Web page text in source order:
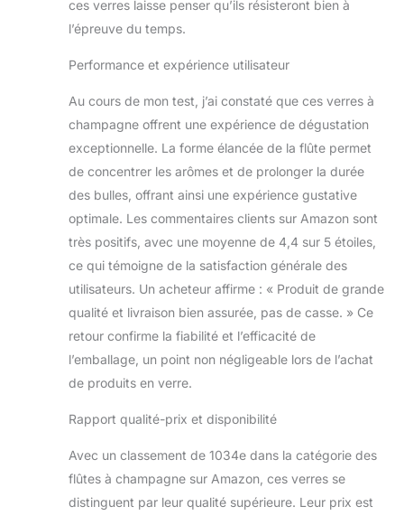
ces verres laisse penser qu’ils résisteront bien à
l’épreuve du temps.
Performance et expérience utilisateur
Au cours de mon test, j’ai constaté que ces verres à
champagne offrent une expérience de dégustation
exceptionnelle. La forme élancée de la flûte permet
de concentrer les arômes et de prolonger la durée
des bulles, offrant ainsi une expérience gustative
optimale. Les commentaires clients sur Amazon sont
très positifs, avec une moyenne de 4,4 sur 5 étoiles,
ce qui témoigne de la satisfaction générale des
utilisateurs. Un acheteur affirme : « Produit de grande
qualité et livraison bien assurée, pas de casse. » Ce
retour confirme la fiabilité et l’efficacité de
l’emballage, un point non négligeable lors de l’achat
de produits en verre.
Rapport qualité-prix et disponibilité
Avec un classement de 1034e dans la catégorie des
flûtes à champagne sur Amazon, ces verres se
distinguent par leur qualité supérieure. Leur prix est